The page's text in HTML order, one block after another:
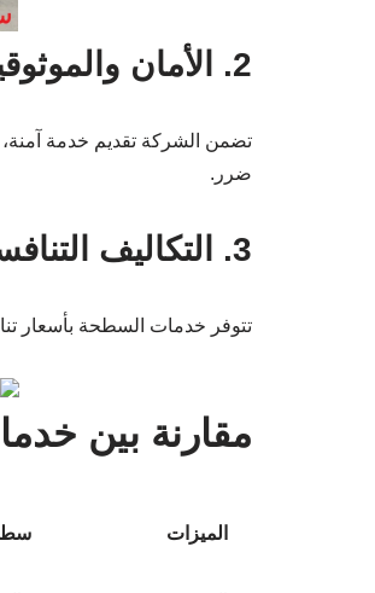
2. الأمان والموثوقية
تضمن الشركة تقديم خدمة
ضرر.
3. التكاليف التنافسية
تتوفر خدمات السطحة بأسعار
مقارنة بين
الميزات